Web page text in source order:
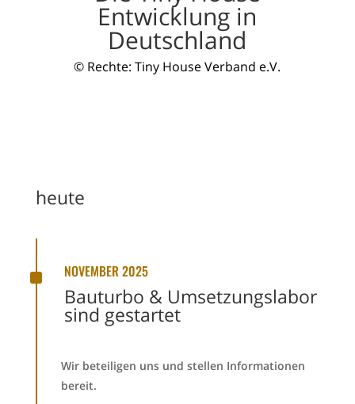
Entwicklung in
Deutschland
© Rechte: Tiny House Verband e.V.
heute
^ NOVEMBER 2025
Bauturbo & Umsetzungslabor
sind gestartet
Wir beteiligen uns und stellen Informationen
bereit.